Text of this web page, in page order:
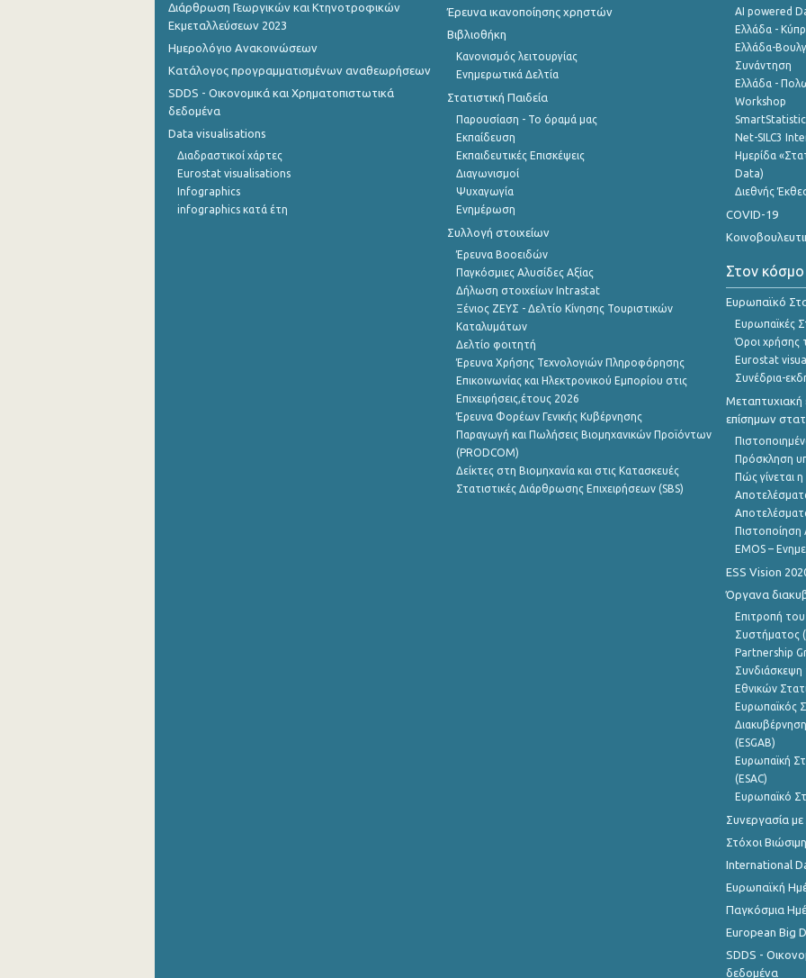
Διάρθρωση Γεωργικών και Κτηνοτροφικών
Εκμεταλλεύσεων 2023
Ημερολόγιο Ανακοινώσεων
Κατάλογος προγραμματισμένων αναθεωρήσεων
SDDS - Οικονομικά και Χρηματοπιστωτικά
δεδομένα
Data visualisations
Διαδραστικοί χάρτες
Eurostat visualisations
Infographics
infographics κατά έτη
Έρευνα ικανοποίησης χρηστών
Βιβλιοθήκη
Κανονισμός λειτουργίας
Ενημερωτικά Δελτία
Στατιστική Παιδεία
Παρουσίαση - Το όραμά μας
Εκπαίδευση
Εκπαιδευτικές Επισκέψεις
Διαγωνισμοί
Ψυχαγωγία
Ενημέρωση
Συλλογή στοιχείων
Έρευνα Βοοειδών
Παγκόσμιες Αλυσίδες Αξίας
Δήλωση στοιχείων Intrastat
Ξένιος ΖΕΥΣ - Δελτίο Κίνησης Τουριστικών
Καταλυμάτων
Δελτίο φοιτητή
Έρευνα Χρήσης Τεχνολογιών Πληροφόρησης
Επικοινωνίας και Ηλεκτρονικού Εμπορίου στις
Επιχειρήσεις,έτους 2026
Έρευνα Φορέων Γενικής Κυβέρνησης
Παραγωγή και Πωλήσεις Βιομηχανικών Προϊόντων
(PRODCOM)
Δείκτες στη Βιομηχανία και στις Κατασκευές
Στατιστικές Διάρθρωσης Επιχειρήσεων (SBS)
AI powered
Ελλάδα -
Ελλάδα-
Συνάντηση
Ελλάδα -
Workshop
Net-SILC3
Ημερίδα
Data)
Διεθνής
COVID-19
Στον κόσμο
Ευρωπαϊκό
Ευρωπαϊκές
Όροι χρήσης
Eurostat
Συνέδρια-
Μεταπτυχιακή
επίσημων
Πρόσκληση
Πώς γίνεται
Πιστοποίηση
EMOS –
ESS Vision
Όργανα
Επιτροπή
Συστήματος
Partnership
Εθνικών
Ευρωπαϊκός
(ESGAB)
Ευρωπαϊκή
(ESAC)
Ευρωπαϊκό
Συνεργασία με
Στόχοι
International
Ευρωπαϊκή
Παγκόσμια
European Big
SDDS -
δεδομένα